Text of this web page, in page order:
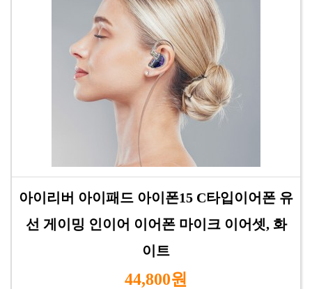
아이리버 아이패드 아이폰15 C타입이어폰 유
선 게이밍 인이어 이어폰 마이크 이어셋, 화
이트
44,800원